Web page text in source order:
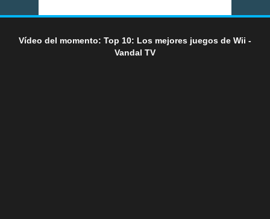
Vídeo del momento: Top 10: Los mejores juegos de Wii -
Vandal TV